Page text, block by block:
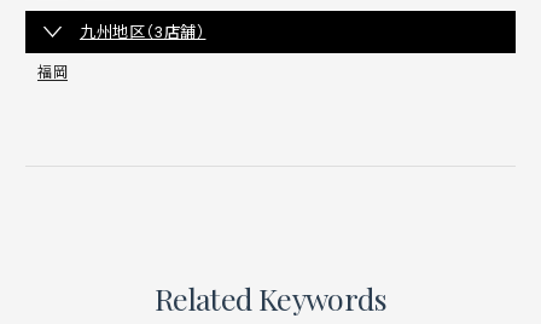
九州地区（3店舗）
福岡
Related Keywords